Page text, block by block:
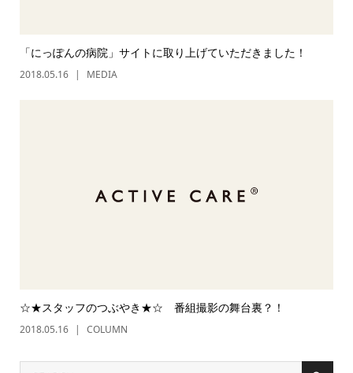
「にっぽんの病院」サイトに取り上げていただきました！
2018.05.16 MEDIA
☆★スタッフのつぶやき★☆ 番組撮影の舞台裏？！
2018.05.16 COLUMN